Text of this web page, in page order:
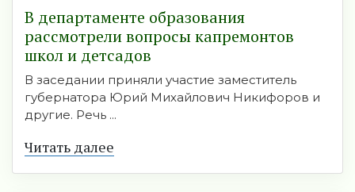
В департаменте образования
рассмотрели вопросы капремонтов
школ и детсадов
В заседании приняли участие заместитель
губернатора Юрий Михайлович Никифоров и
другие. Речь ...
Читать далее